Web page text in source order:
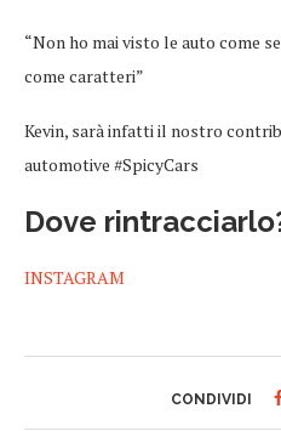
“Non ho mai visto le auto come
come caratteri”
Kevin, sarà infatti il nostro
automotive #SpicyCars
Dove
INSTAGRAM
CONDIVIDI